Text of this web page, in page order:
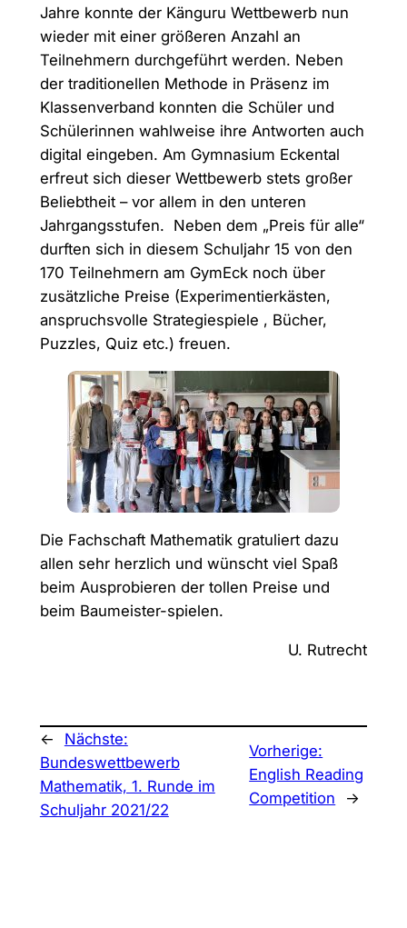
Jahre konnte der Känguru Wettbewerb nun
wieder mit einer größeren Anzahl an
Teilnehmern durchgeführt werden. Neben
der traditionellen Methode in Präsenz im
Klassenverband konnten die Schüler und
Schülerinnen wahlweise ihre Antworten auch
digital eingeben. Am Gymnasium Eckental
erfreut sich dieser Wettbewerb stets großer
Beliebtheit – vor allem in den unteren
Jahrgangsstufen. Neben dem „Preis für alle“
durften sich in diesem Schuljahr 15 von den
170 Teilnehmern am GymEck noch über
zusätzliche Preise (Experimentierkästen,
anspruchsvolle Strategiespiele , Bücher,
Puzzles, Quiz etc.) freuen.
Die Fachschaft Mathematik gratuliert dazu
allen sehr herzlich und wünscht viel Spaß
beim Ausprobieren der tollen Preise und
beim Baumeister-spielen.
U. Rutrecht
←
Nächste:
Bundeswettbewerb
Mathematik, 1. Runde im
Schuljahr 2021/22
Vorherige:
English Reading
Competition
→